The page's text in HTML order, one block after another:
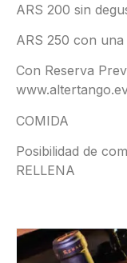
ARS 200 sin
ARS 250 con
Con Reserva
COMIDA
Posibilidad de
RELLENA